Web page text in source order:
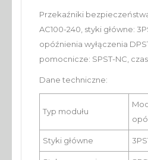
Przekaźniki
AC100-240, styki główne:
opóźnienia wyłączenia
pomocnicze: SPST-NC,
Dane techniczne:
Typ modułu
Styki główne